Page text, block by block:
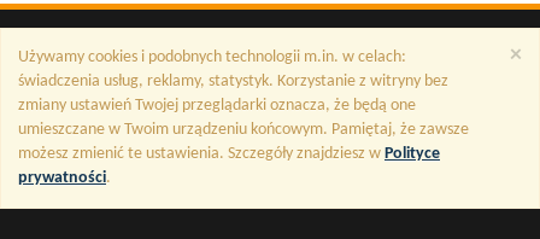
×
Używamy cookies i podobnych technologii m.in. w celach:
świadczenia usług, reklamy, statystyk. Korzystanie z witryny bez
zmiany ustawień Twojej przeglądarki oznacza, że będą one
umieszczane w Twoim urządzeniu końcowym. Pamiętaj, że zawsze
możesz zmienić te ustawienia. Szczegóły znajdziesz w Polityce
prywatności.